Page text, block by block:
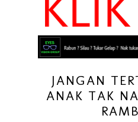
JANGAN
ANAK TAK